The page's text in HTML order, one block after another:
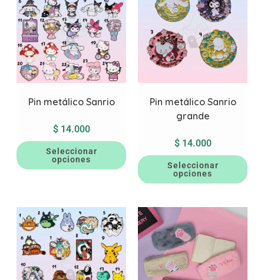
Pin metálico Sanrio
$14.000
Seleccionar
opciones
Pin metálico Sanrio
grande
$14.000
Seleccionar
opciones